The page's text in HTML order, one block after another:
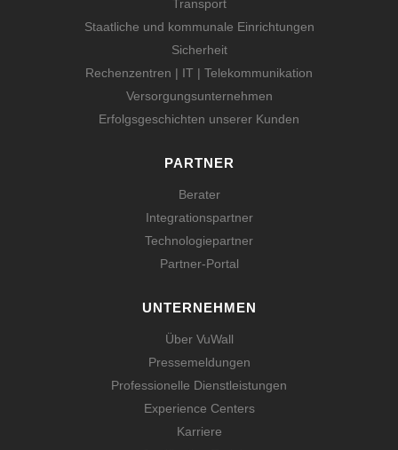
Transport
Staatliche und kommunale Einrichtungen
Sicherheit
Rechenzentren | IT | Telekommunikation
Versorgungsunternehmen
Erfolgsgeschichten unserer Kunden
PARTNER
Berater
Integrationspartner
Technologiepartner
Partner-Portal
UNTERNEHMEN
Über VuWall
Pressemeldungen
Professionelle Dienstleistungen
Experience Centers
Karriere